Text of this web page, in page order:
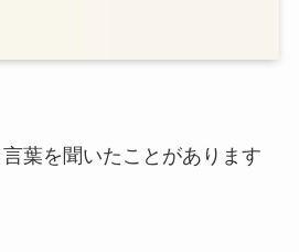
言葉を聞いたことがあります